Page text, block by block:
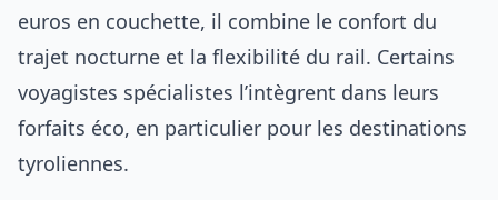
euros en couchette, il combine le confort du
trajet nocturne et la flexibilité du rail. Certains
voyagistes spécialistes l’intègrent dans leurs
forfaits éco, en particulier pour les destinations
tyroliennes.